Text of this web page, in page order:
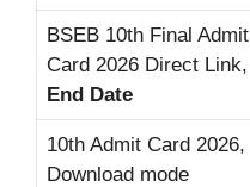
BSEB 10th Final Admit
Card 2026 Direct Link,
End Date
10th Admit Card 2026,
Download mode